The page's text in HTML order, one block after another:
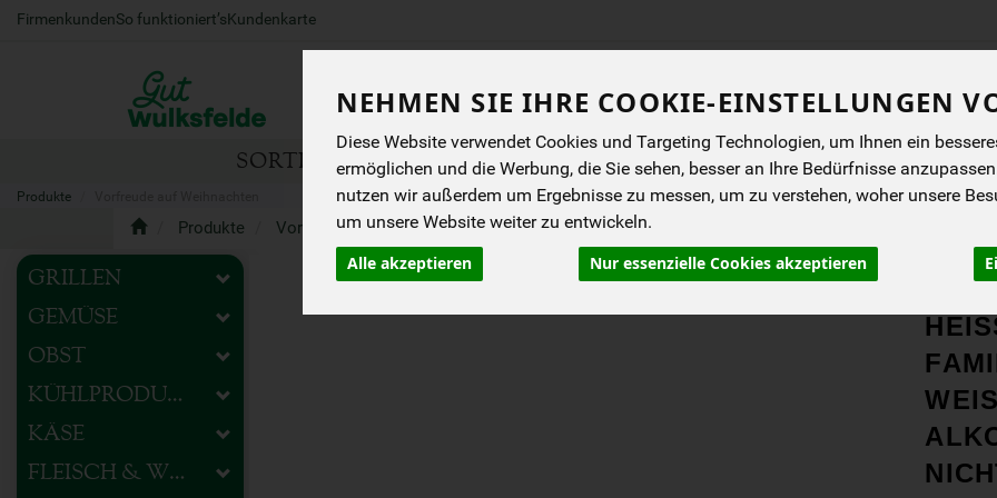
NEHMEN SIE IHRE COOKIE-EINSTELLUNGEN
Diese Website verwendet Cookies und Targeting Technologien, um Ihnen ein
ermöglichen und die Werbung, die Sie sehen, besser an Ihre Bedürfnisse
nutzen wir außerdem um Ergebnisse zu messen, um zu verstehen, woher unsere
um unsere Website weiter zu entwickeln.
Alle akzeptieren Nur essenzielle Cookies akzeptieren
FirmenkundenSo funktioniert’sKundenkarte
Produkt
SORTIMENT HOFEIGENES BIOKISTEN ANGEBOTE NEUES
Produkte
Produkte Vorfreude auf Weihnachten
GRILLEN
GEMÜSE
OBST
KÜHLPRODUKTE
KÄSE
FLEISCH & WURST